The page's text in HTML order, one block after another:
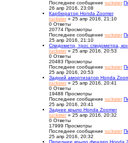
Последнее сообщение ruckster
26 апр 2016, 23:08
Карбюратор Honda Zoomer
ruckster» 25 апр 2016, 21:10
0 Ответы
20774 Просмотры
Последнее сообщение ruckster
25 апр 2016, 21:10
Спидометр, трос спидометра,
ruckster» 25 апр 2016, 20:53
0 Ответы
20483 Просмотры
Последнее сообщение ruckster
25 апр 2016, 20:53
Задний амортизатор Honda
ruckster» 25 апр 2016, 20:41
0 Ответы
19488 Просмотры
Последнее сообщение ruckster
25 апр 2016, 20:41
Заднее крыло Honda Zoomer
ruckster» 25 апр 2016, 20:32
0 Ответы
17999 Просмотры
Последнее сообщение ruckster
25 апр 2016, 20:32
Переднее крыло фендер Honda